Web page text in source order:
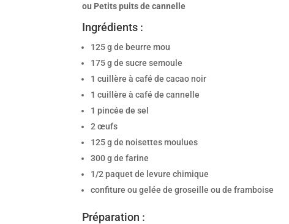
ou Petits puits decannelle
Ingrédients :
125 g de beurre mou
175 g de sucre semoule
1 cuillère à café de cacao noir
1 cuillère à café de cannelle
1 pincée de sel
2 œufs
125 g de noisettes moulues
300 g de farine
1/2 paquet de levure chimique
confiture ou gelée de groseille ou de framboise
Préparation :